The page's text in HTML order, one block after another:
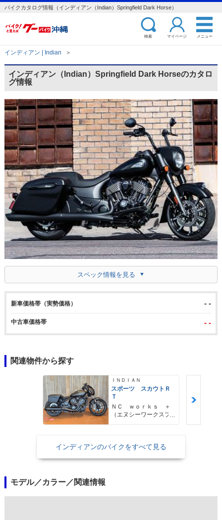
バイクカタログ情報（インディアン（Indian）Springfield Dark Horse）
検索 マイページ メニュー
インディアン | Indian ＞
インディアン（Indian）Springfield Dark Horseのカタロ
グ情報
スペック情報を見る
新車価格帯（実勢価格） - -
中古車価格帯 - -
関連物件から探す
ＩＮＤＩＡＮ
スポーツ スカウトＲ
Ｔ
ＮＣ ｗｏｒｋｓ ＋
（エヌシーワークスプ
インディアンのバイクをすべて見る
モデル／カラー／関連情報